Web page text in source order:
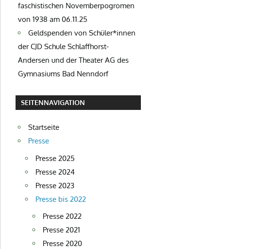
faschistischen Novemberpogromen
von 1938 am 06.11.25
Geldspenden von Schüler*innen
der CJD Schule Schlaffhorst-
Andersen und der Theater AG des
Gymnasiums Bad Nenndorf
SEITENNAVIGATION
Startseite
Presse
Presse 2025
Presse 2024
Presse 2023
Presse bis 2022
Presse 2022
Presse 2021
Presse 2020